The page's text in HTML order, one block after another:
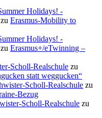
Holidays! -
zu Erasmus-Mobility to
Holidays! -
zu Erasmus+/eTwinning –
Scholl-Realschule zu
statt weggucken“
Scholl-Realschule zu
Bezug
Scholl-Realschule zu